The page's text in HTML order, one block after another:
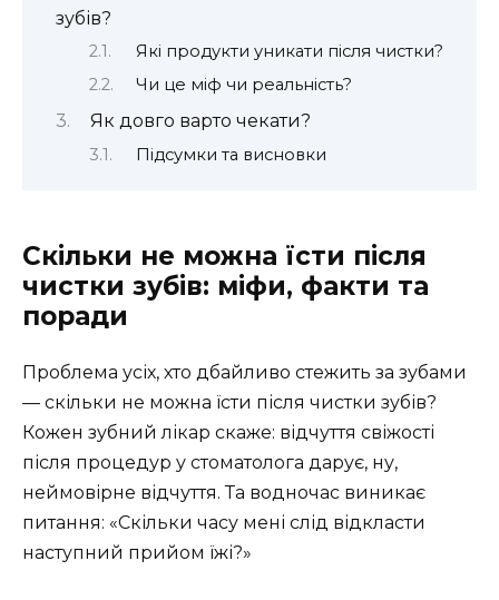
зубів?
Які продукти уникати після чистки?
Чи це міф чи реальність?
Як довго варто чекати?
Підсумки та висновки
Скільки не можна їсти після
чистки зубів: міфи, факти та
поради
Проблема усіх, хто дбайливо стежить за зубами
— скільки не можна їсти після чистки зубів?
Кожен зубний лікар скаже: відчуття свіжості
після процедур у стоматолога дарує, ну,
неймовірне відчуття. Та водночас виникає
питання: «Скільки часу мені слід відкласти
наступний прийом їжі?»